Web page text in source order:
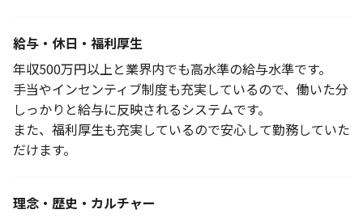
給与・休日・福利厚生
年収500万円以上と業界内でも高水準の給与水準です。
手当やインセンティブ制度も充実しているので、働いた分
しっかりと給与に反映されるシステムです。
また、福利厚生も充実しているので安心して勤務していた
だけます。
理念・歴史・カルチャー